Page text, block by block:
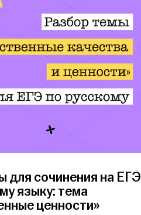
для сочинения на ЕГЭ
языку: тема
ценности»